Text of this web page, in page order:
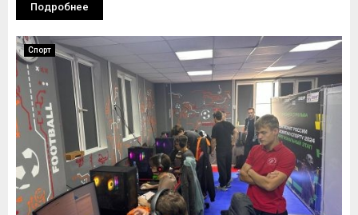
Подробнее
Спорт